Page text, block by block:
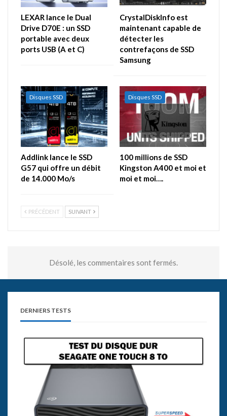
LEXAR lance le Dual
Drive D70E : un SSD
portable avec deux
ports USB (A et C)
CrystalDiskInfo est
maintenant capable de
détecter les
contrefaçons de SSD
Samsung
Disques SSD
Addlink lance le SSD
G57 qui offre un débit
de 14.000 Mo/s
Disques SSD
100 millions de SSD
Kingston A400 et moi et
moi et moi….
PRÉCÉDENT SUIVANT
Désolé, les commentaires sont fermés.
DERNIERS TESTS